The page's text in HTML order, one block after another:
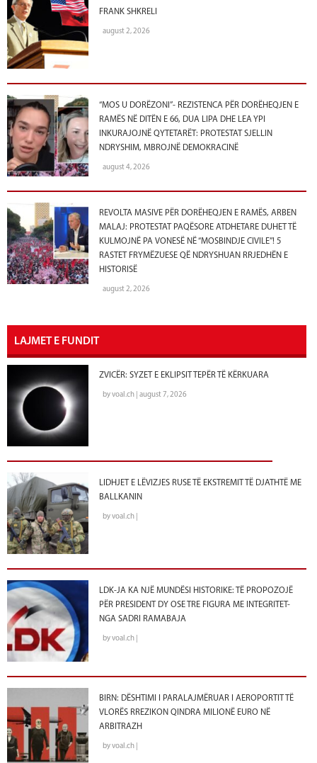
FRANK SHKRELI
august 2, 2026
“MOS U DORËZONI”- REZISTENCA PËR DORËHEQJEN E
RAMËS NË DITËN E 66, DUA LIPA DHE LEA YPI
INKURAJOJNË QYTETARËT: PROTESTAT SJELLIN
NDRYSHIM, MBROJNË DEMOKRACINË
august 4, 2026
REVOLTA MASIVE PËR DORËHEQJEN E RAMËS, ARBEN
MALAJ: PROTESTAT PAQËSORE ATDHETARE DUHET TË
KULMOJNË PA VONESË NË “MOSBINDJE CIVILE”! 5
RASTET FRYMËZUESE QË NDRYSHUAN RRJEDHËN E
HISTORISË
august 2, 2026
LAJMET E FUNDIT
ZVICËR: SYZET E EKLIPSIT TEPËR TË KËRKUARA
by voal.ch | august 7, 2026
LIDHJET E LËVIZJES RUSE TË EKSTREMIT TË DJATHTË ME
BALLKANIN
by voal.ch |
LDK-JA KA NJË MUNDËSI HISTORIKE: TË PROPOZOJË
PËR PRESIDENT DY OSE TRE FIGURA ME INTEGRITET-
NGA SADRI RAMABAJA
by voal.ch |
BIRN: DËSHTIMI I PARALAJMËRUAR I AEROPORTIT TË
VLORËS RREZIKON QINDRA MILIONË EURO NË
ARBITRAZH
by voal.ch |